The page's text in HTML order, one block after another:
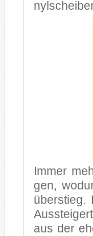
Im­mer
gen,
über­stieg.
aus der